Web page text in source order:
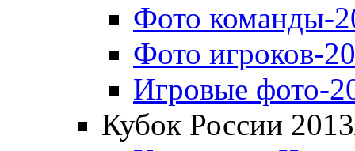
Фото команды-
Фото игроков-
Игровые фото-
Кубок России